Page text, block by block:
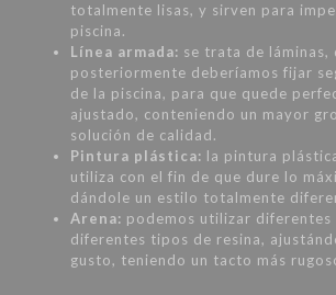
totalmente lisas, y sirven para
piscina.
Línea armada: se trata de láminas,
posteriormente deberíamos fijar
de la piscina, para que quede
ajustado, conteniendo un mayor
solución de calidad.
Pintura plástica: la pintura
utiliza con el fin de que dure lo
dándole un estilo totalmente
Arena: podemos utilizar diferentes
diferentes tipos de resina,
gusto, teniendo un tacto más